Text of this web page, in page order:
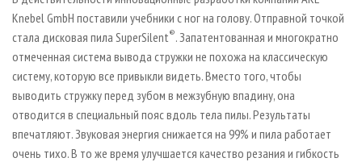
БИОЭНЕРГЕТИКА
ЦБП
ИНСТРУМЕНТ И МАТЕРИАЛЫ
RUSSIAN FORESTRY REVIEW
ГАЗЕТА ЛЕСПРОМФОРУМ
БИБЛИОТЕКА СПЕЦИАЛИСТА
Knebel GmbH поставили учебники с ног на голову. Отправной точкой
стала дисковая пила SuperSilent®. Запатентованная и многократно
отмеченная система вывода стружки не похожа на классическую
систему, которую все привыкли видеть. Вместо того, чтобы
выводить стружку перед зубом в межзубную впадину, она
отводится в специальный пояс вдоль тела пилы. Результаты
впечатляют. Звуковая энергия снижается на 99% и пила работает
очень тихо. В то же время улучшается качество резания и гибкость